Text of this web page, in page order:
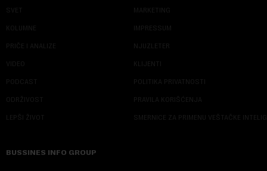
SVET
KOLUMNE
PRIČE I ANALIZE
VIDEO
PODCAST
ODRŽIVOST
LEPŠI ŽIVOT
MARKETING
IMPRESSUM
NJUZLETER
KLIJENTI
POLITIKA PRIVATNOSTI
PRAVILA KORIŠĆENJA
SMERNICE ZA PRIMENU VEŠTAČKE
BUSSINES INFO GROUP